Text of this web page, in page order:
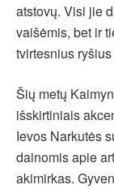
atstovų. Visi jie
vaišėmis, bet ir
tvirtesnius
Šių metų
išskirtiniais
Ievos Narkutės
dainomis apie
akimirkas.